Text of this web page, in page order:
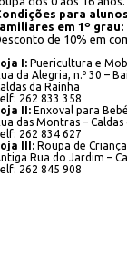
para
em 1º grau:
de 10% em
I: Puericultura e
da Alegria, n.º 30 –
da Rainha
262 833 358
II: Enxoval para Bebé
das Montras – Caldas
262 834 627
III: Roupa de Criança
Rua do Jardim –
262 845 908